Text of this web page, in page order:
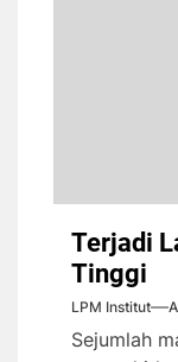
Terjadi
Tinggi
LPM Institut
Sejumlah